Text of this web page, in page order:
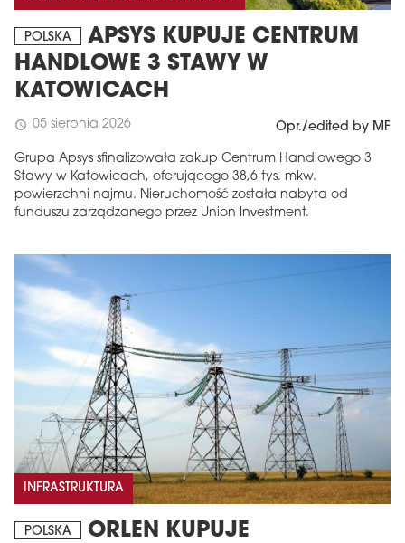
POLSKA
APSYS KUPUJE CENTRUM
HANDLOWE 3 STAWY W
KATOWICACH
schedule 05 sierpnia 2026 Opr./edited by MF
Grupa Apsys sfinalizowała zakup Centrum Handlowego 3
Stawy w Katowicach, oferującego 38,6 tys. mkw.
powierzchni najmu. Nieruchomość została nabyta od
funduszu zarządzanego przez Union Investment.
INFRASTRUKTURA
POLSKA
ORLEN KUPUJE